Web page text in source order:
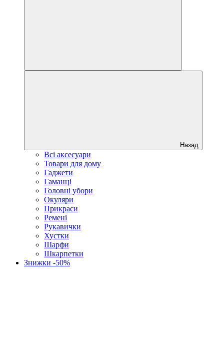
Назад
Всі аксесуари
Товари для дому
Гаджети
Гаманці
Головні убори
Окуляри
Прикраси
Ремені
Рукавички
Хустки
Шарфи
Шкарпетки
Знижки -50%